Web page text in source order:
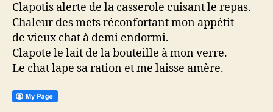
Clapotis alerte de la casserole cuisant le repas.
Chaleur des mets réconfortant mon appétit
de vieux chat à demi endormi.
Clapote le lait de la bouteille à mon verre.
Le chat lape sa ration et me laisse amère.